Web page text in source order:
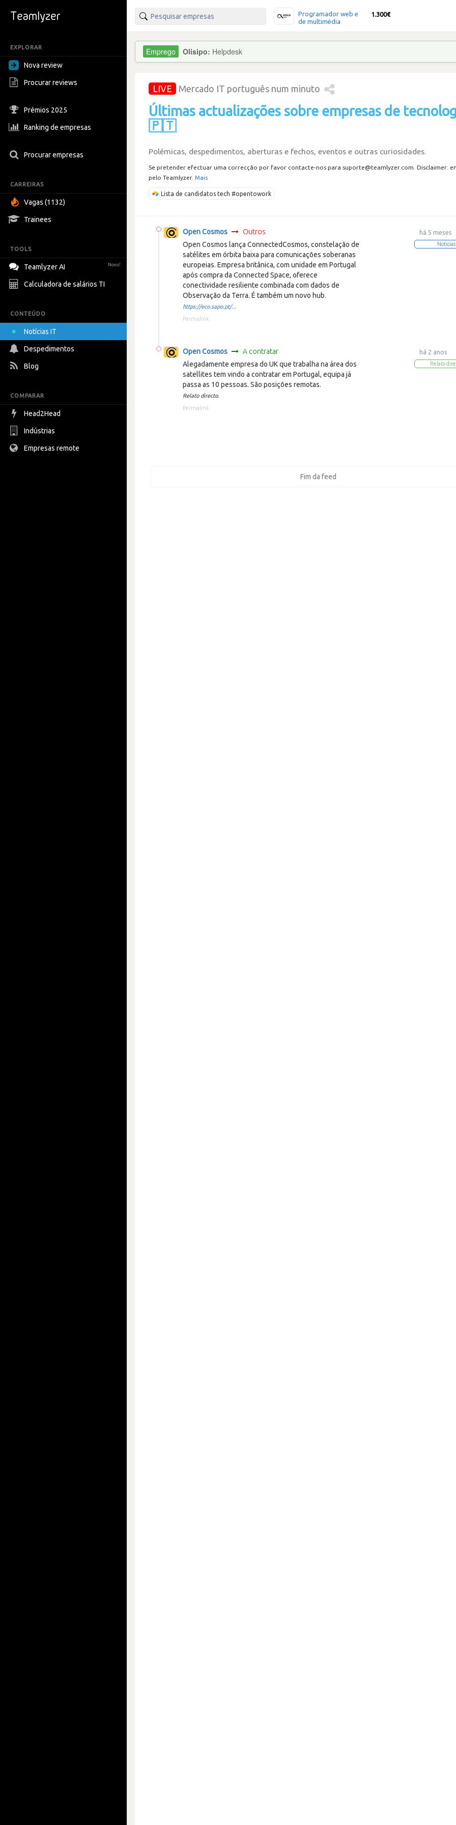
EXPLORAR
Nova review
Procurar reviews
Prémios 2025
Ranking de empresas
Procurar empresas
CARREIRAS
Vagas (1132)
Trainees
TOOLS
Teamlyzer AI Novo!
Calculadora de salários TI
CONTEÚDO
Notícias IT
Despedimentos
Blog
COMPARAR
Head2Head
Indústrias
Empresas remote
Programador web e
de multimédia
1.300€
Olisipo: Helpdesk
LIVE Mercado IT português num minuto
Últimas actualizações sobre empresas de
🇵🇹
Polémicas, despedimentos, aberturas e fechos, eventos e outras curiosidades.
Se pretender efectuar uma correcção por favor contacte-nos para suporte@teamlyzer.com. Disclaimer:
pelo Teamlyzer. Mais
Lista de candidatos tech #opentowork
há 5 meses
Noticias
Open Cosmos
Outros
Open Cosmos lança ConnectedCosmos, constelação de
satélites em órbita baixa para comunicações soberanas
europeias. Empresa britânica, com unidade em Portugal
após compra da Connected Space, oferece
conectividade resiliente combinada com dados de
Observação da Terra. É também um novo hub.
https://eco.sapo.pt/...
Permalink
há 2 anos
Relato
Open Cosmos
A contratar
Alegadamente empresa do UK que trabalha na área dos
satellites tem vindo a contratar em Portugal, equipa já
passa as 10 pessoas. São posições remotas.
Relato directo.
Permalink
Fim da feed